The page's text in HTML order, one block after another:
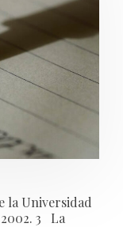
la Universidad
2002. 3 La